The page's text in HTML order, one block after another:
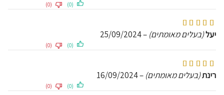
(0)
(0)
יעל(בעלים מאומתים) –
25/09/2024
(0)
(0)
רינת(בעלים מאומתים) –
16/09/2024
(0)
(0)